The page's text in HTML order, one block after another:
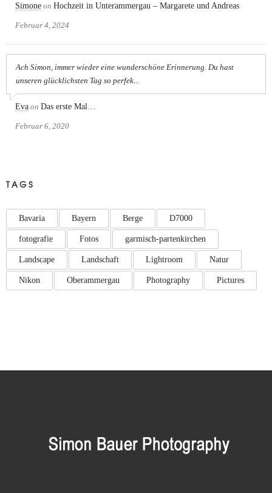
Simone on Hochzeit in Unterammergau – Margarete und Andreas
Februar 4, 2024
Ach Simon, immer wieder eine wunderschöne Erinnerung. Du hast
unseren glücklichsten Tag so perfek...
Eva on Das erste Mal…
Februar 6, 2020
TAGS
Bavaria Bayern Berge D7000
fotografie Fotos garmisch-partenkirchen
Landscape Landschaft Lightroom Natur
Nikon Oberammergau Photography Pictures